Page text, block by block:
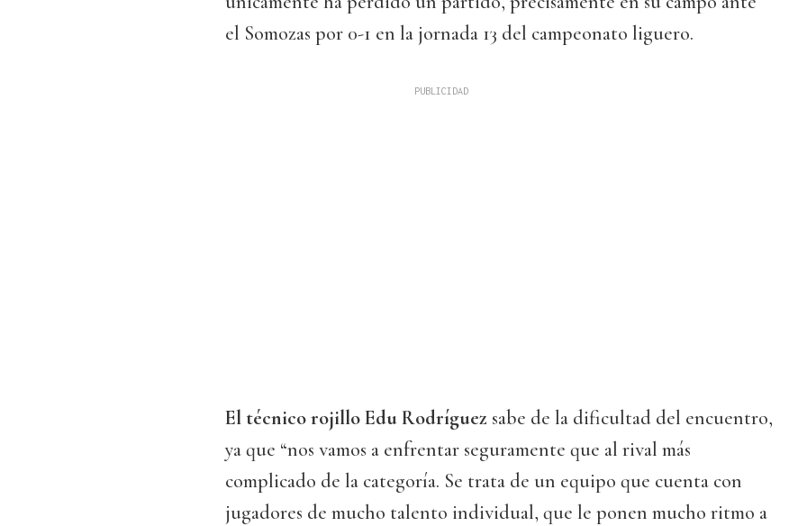
el Somozas por 0-1 en la jornada 13 del campeonato liguero.
El técnico rojillo Edu Rodríguez sabe de la dificultad del encuentro,
ya que “nos vamos a enfrentar seguramente que al rival más
complicado de la categoría. Se trata de un equipo que cuenta con
jugadores de mucho talento individual, que le ponen mucho ritmo a